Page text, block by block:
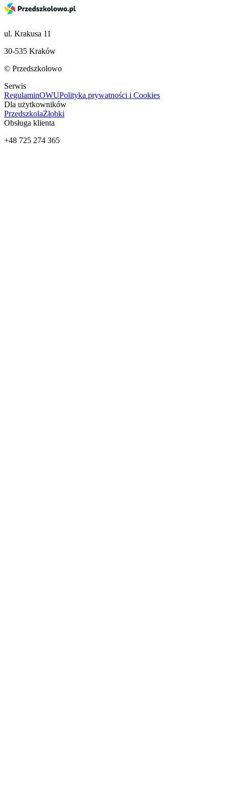
ul. Krakusa 11
30-535 Kraków
© Przedszkolowo
Serwis
RegulaminOWUPolityka prywatności i Cookies
Dla użytkowników
PrzedszkolaŻłobki
Obsługa klienta
+48 725 274 365